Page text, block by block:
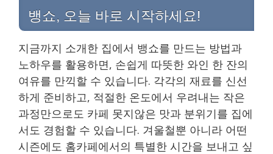
뱅쇼, 오늘 바로 시작하세요!
지금까지 소개한 집에서 뱅쇼를 만드는 방법과
노하우를 활용하면, 손쉽게 따뜻한 와인 한 잔의
여유를 만끽할 수 있습니다. 각각의 재료를 신선
하게 준비하고, 적절한 온도에서 우려내는 작은
과정만으로도 카페 못지않은 맛과 분위기를 집에
서도 경험할 수 있습니다. 겨울철뿐 아니라 어떤
시즌에도 홈카페에서의 특별한 시간을 보내고 싶